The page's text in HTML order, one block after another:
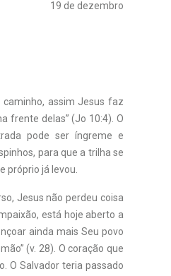
19 de dezembro
assim Jesus faz
frente delas” (Jo 10:4). O
pode ser íngreme e
para que a trilha se
próprio já levou.
Jesus não perdeu coisa
está hoje aberto a
ainda mais Seu povo
(v. 28). O coração que
O Salvador teria passado